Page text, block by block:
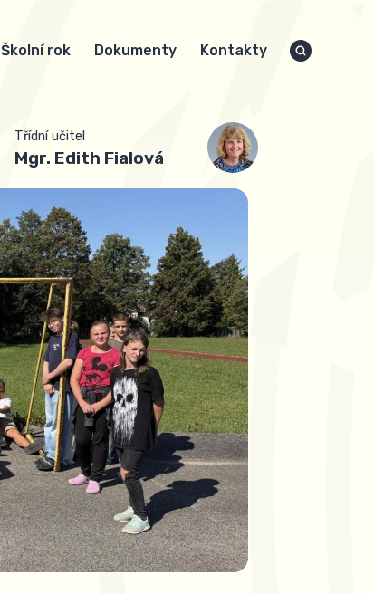
Školní rok Dokumenty Kontakty
Třídní učitel
Mgr. Edith Fialová